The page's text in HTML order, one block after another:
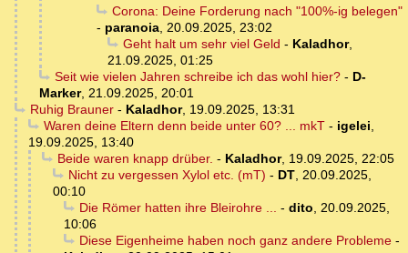
Corona: Deine Forderung nach "100%-ig belegen"
- paranoia, 20.09.2025, 23:02
Geht halt um sehr viel Geld - Kaladhor,
21.09.2025, 01:25
Seit wie vielen Jahren schreibe ich das wohl hier?- D-
Marker, 21.09.2025, 20:01
Ruhig Brauner- Kaladhor, 19.09.2025, 13:31
Waren deine Eltern denn beide unter 60? ... mkT- igelei,
19.09.2025, 13:40
Beide waren knapp drüber. - Kaladhor, 19.09.2025, 22:05
Nicht zu vergessen Xylol etc. (mT) - DT, 20.09.2025,
00:10
Die Römer hatten ihre Bleirohre ... - dito, 20.09.2025,
10:06
Diese Eigenheime haben noch ganz andere Probleme-